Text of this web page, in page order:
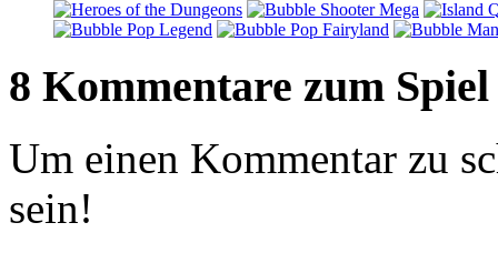
8 Kommentare zum Spiel
Um einen Kommentar zu
sein!